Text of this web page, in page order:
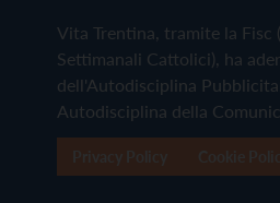
Vita Trentina, tramite la Fisc
Settimanali Cattolici), ha
dell'Autodisciplina
Autodisciplina della